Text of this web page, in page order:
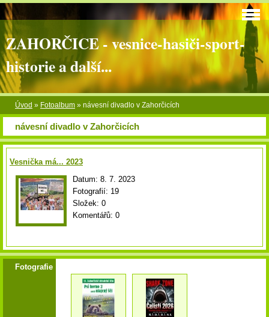
ZAHORČICE - vesnice-hasiči-sport-
historie a další...
Úvod » Fotoalbum » návesní divadlo v Zahorčicích
návesní divadlo v Zahorčicích
Vesnička má... 2023
Datum: 8. 7. 2023
Fotografií: 19
Složek: 0
Komentářů: 0
Fotografie